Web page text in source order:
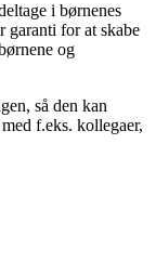
i børnenes
garanti for at skabe
og
så den kan
f.eks. kollegaer,